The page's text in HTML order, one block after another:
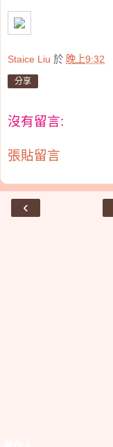
Staice Liu 於 晚上9:32
分享
沒有留言:
張貼留言
‹